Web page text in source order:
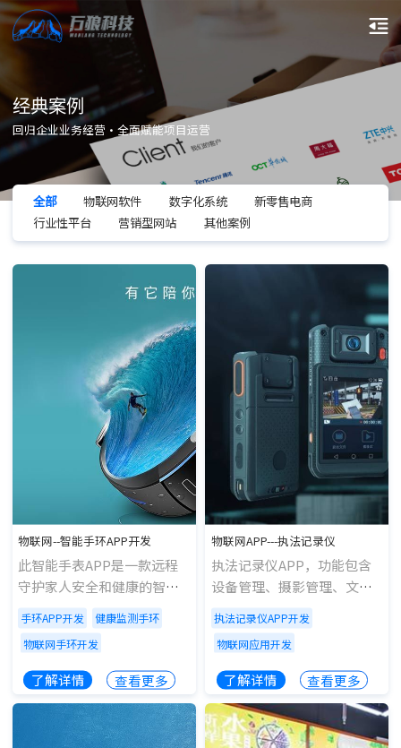
经典案例
回归企业业务经营·全面赋能项目运营
全部 物联网软件 数字化系统
新零售电商
行业性平台
营销型网站 其他案例
物联网--智能手环APP开发
此智能手表APP是一款远程
守护家人安全和健康的智能
助手，帮助守护孩子的安
全、与学校信息互联互通，
关注老人身体健康、位置安
全；此智能手表APP包含健
康监测、危险报警、家人管
理、智能提醒、健康周报、
实时地位、电子围栏、语音
手环APP开发
健康监测手环
物联网手环开发
了解详情 查看更多
物联网APP---执法记录仪
执法记录仪APP，功能包含
设备管理、摄影管理、文件
（图片、视频）管理等。
执法记录仪APP开发
物联网应用开发
了解详情 查看更多